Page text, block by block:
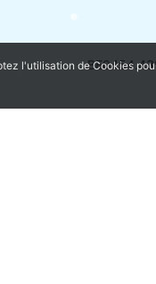
l'utilisation de Cookies